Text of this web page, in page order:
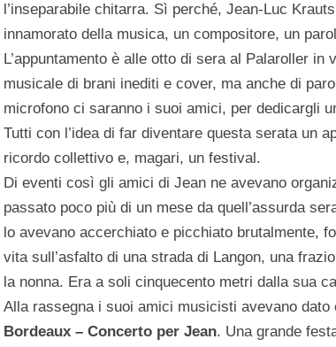
l’inseparabile chitarra. Sì perché, Jean-Luc
innamorato della musica, un compositore, un
L’appuntamento è alle otto di sera al Palaroller in
musicale di brani inediti e cover, ma anche di
microfono ci saranno i suoi amici, per dedicargli
Tutti con l’idea di far diventare questa serata un
ricordo collettivo e, magari, un festival.
Di eventi così gli amici di Jean ne avevano
passato poco più di un mese da quell’assurda
lo avevano accerchiato e picchiato brutalmente,
vita sull’asfalto di una strada di Langon, una
la nonna. Era a soli cinquecento metri dalla sua
Alla rassegna i suoi amici musicisti avevano dato
Bordeaux – Concerto per Jean. Una grande